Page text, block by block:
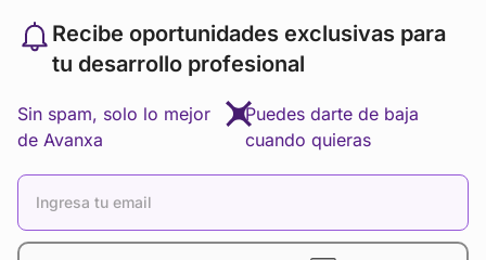
Recibe oportunidades exclusivas para
tu desarrollo profesional
Sin spam, solo lo mejor
de Avanxa
Puedes darte de baja
cuando quieras